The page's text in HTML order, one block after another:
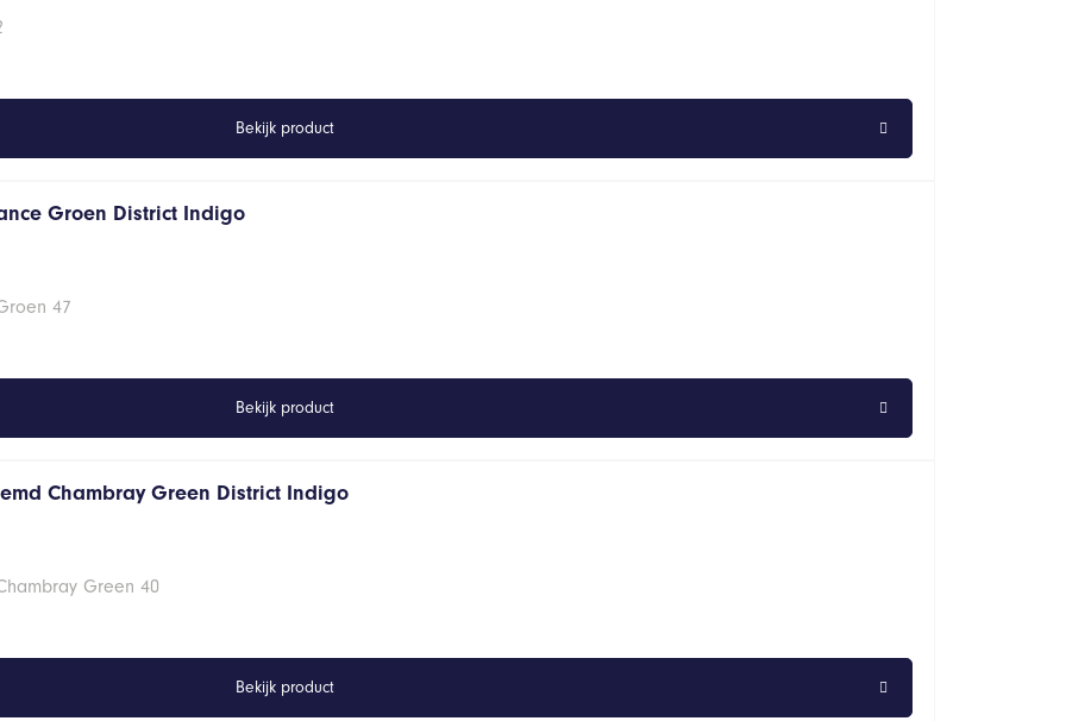
Bekijk product
Groen District Indigo
47
Bekijk product
Chambray Green District Indigo
Green 40
Bekijk product